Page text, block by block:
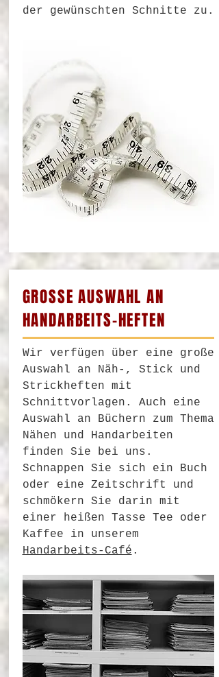
der gewünschten Schnitte zu.
GROSSE AUSWAHL AN
HANDARBEITS-HEFTEN
Wir verfügen über eine große
Auswahl an Näh-, Stick und
Strickheften mit
Schnittvorlagen. Auch eine
Auswahl an Büchern zum Thema
Nähen und Handarbeiten
finden Sie bei uns.
Schnappen Sie sich ein Buch
oder eine Zeitschrift und
schmökern Sie darin mit
einer heißen Tasse Tee oder
Kaffee in unserem
Handarbeits-Café .